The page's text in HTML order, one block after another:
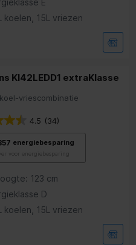
E
koelen, 15L vriezen
KI42LEDD1 extraKlasse
vriescombinatie
4.5 (34)
energiebesparing
voor energiebesparing
123 cm
D
koelen, 15L vriezen